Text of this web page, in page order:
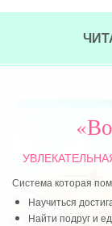
Система которая
Научиться
Найти подруг и